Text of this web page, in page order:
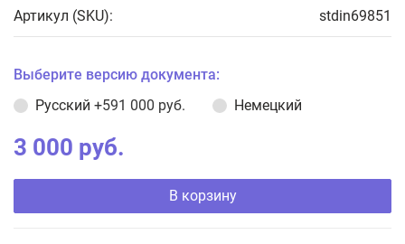
Артикул (SKU): stdin69851
Выберите версию документа:
Русский +591 000 руб. Немецкий
3 000 руб.
В корзину